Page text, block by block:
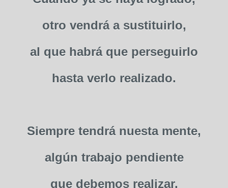
otro vendrá a sustituirlo,
al que habrá que perseguirlo
hasta verlo realizado.
Siempre tendrá nuesta mente,
algún trabajo pendiente
que debemos realizar.